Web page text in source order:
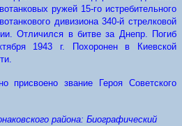
ружей 15-го истребительного
дивизиона 340-й стрелковой
Отличился в битве за Днепр. Погиб
1943 г. Похоронен в Киевской
присвоено звание Героя Советского
района: Биографический